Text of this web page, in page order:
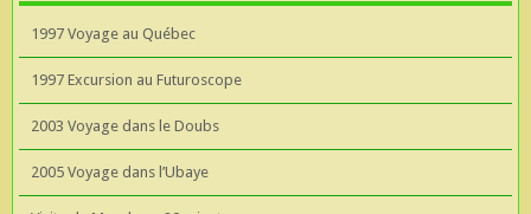
1997 Voyage au Québec
1997 Excursion au Futuroscope
2003 Voyage dans le Doubs
2005 Voyage dans l’Ubaye